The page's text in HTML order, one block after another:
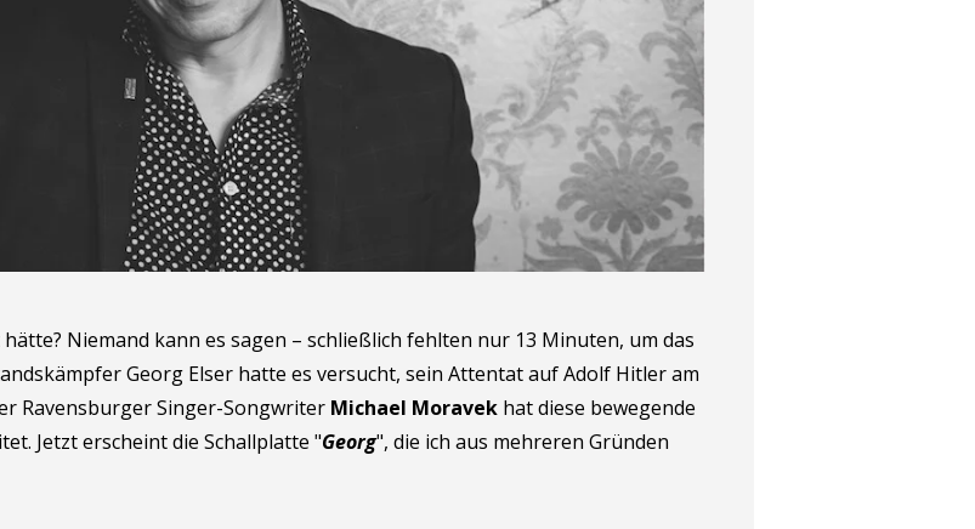
Niemand kann es sagen – schließlich fehlten nur 13 Minuten, um das
Georg Elser hatte es versucht, sein Attentat auf Adolf Hitler am
Ravensburger Singer-Songwriter Michael Moravek hat diese bewegende
Jetzt erscheint die Schallplatte "Georg", die ich aus mehreren Gründen